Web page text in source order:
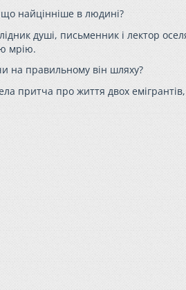
найцінніше в людині?
душі, письменник і лектор
мрію.
на правильному він шляху?
притча про життя двох